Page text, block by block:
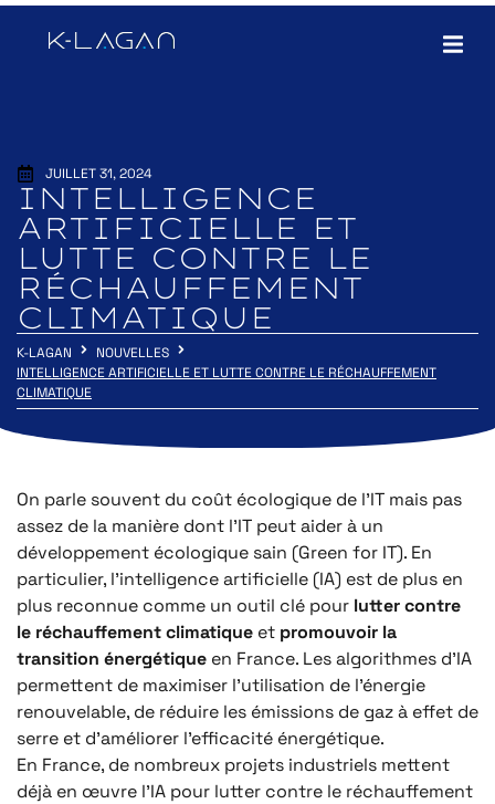
JUILLET 31, 2024
INTELLIGENCE
ARTIFICIELLE ET
LUTTE CONTRE LE
RÉCHAUFFEMENT
CLIMATIQUE
K-LAGAN
NOUVELLES
INTELLIGENCE ARTIFICIELLE ET LUTTE CONTRE LE RÉCHAUFFEMENT
CLIMATIQUE
On parle souvent du coût écologique de l’IT mais pas
assez de la manière dont l’IT peut aider à un
développement écologique sain (Green for IT). En
particulier, l’intelligence artificielle (IA) est de plus en
plus reconnue comme un outil clé pour lutter contre
le réchauffement climatique et promouvoir la
transition énergétique en France. Les algorithmes d’IA
permettent de maximiser l’utilisation de l’énergie
renouvelable, de réduire les émissions de gaz à effet de
serre et d’améliorer l’efficacité énergétique.
En France, de nombreux projets industriels mettent
déjà en œuvre l’IA pour lutter contre le réchauffement